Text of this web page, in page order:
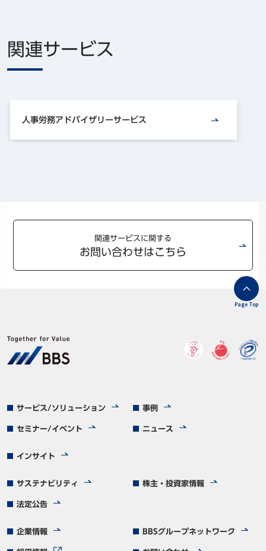
関連サービス
人事労務アドバイザリーサービス
関連サービスに関する
お問い合わせはこちら
サービス/ソリューション 事例
セミナー/イベント ニュース
インサイト
サステナビリティ 株主・投資家情報
法定公告
企業情報 BBSグループネットワーク
Page Top